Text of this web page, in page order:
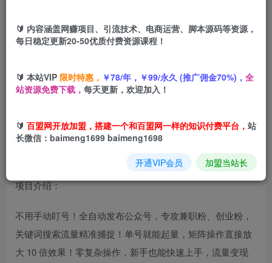
立即购买
Coze工作流一键发布高质量公众号引流兼职粉代发粉，单日
项目介绍：
不用手动盯号！全自动发布公众号，专攻兼职粉、创业粉，
关键词搜索流量精准捕捉！单号就能起量，矩阵操作直接放
大 10 倍效果！零复杂操作，新手也能快速上手，流量变现
🔰 内容涵盖网赚项目、引流技术、电商运营、脚本源码等资源，
每日稳定更新20-50优质付费资源课程！
🔰 本站VIP 限时特惠， ￥78/年，￥99/永久 (推广佣金70%)， 全
站资源免费下载， 每天更新，欢迎加入！
🔰 百盟网开放加盟，搭建一个和百盟网一样的知识付费平台， 站
长微信：baimeng1699 baimeng1698
开通VIP会员 加盟当站长